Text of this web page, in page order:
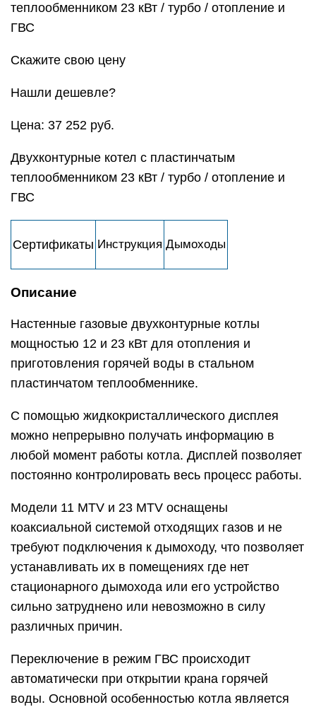
теплообменником 23 кВт / турбо / отопление и
ГВС
Скажите свою цену
Нашли дешевле?
Цена: 37 252 руб.
Двухконтурные котел с пластинчатым
теплообменником 23 кВт / турбо / отопление и
ГВС
Сертификаты Инструкция Дымоходы
Описание
Настенные газовые двухконтурные котлы
мощностью 12 и 23 кВт для отопления и
приготовления горячей воды в стальном
пластинчатом теплообменнике.
С помощью жидкокристаллического дисплея
можно непрерывно получать информацию в
любой момент работы котла. Дисплей позволяет
постоянно контролировать весь процесс работы.
Модели 11 MTV и 23 MTV оснащены
коаксиальной системой отходящих газов и не
требуют подключения к дымоходу, что позволяет
устанавливать их в помещениях где нет
стационарного дымохода или его устройство
сильно затруднено или невозможно в силу
различных причин.
Переключение в режим ГВС происходит
автоматически при открытии крана горячей
воды. Основной особенностью котла является